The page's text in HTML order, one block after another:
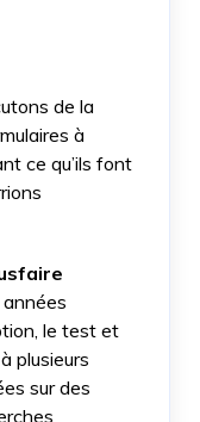
de la
à
ce qu’ils font
faire
le test et
plusieurs
sur des